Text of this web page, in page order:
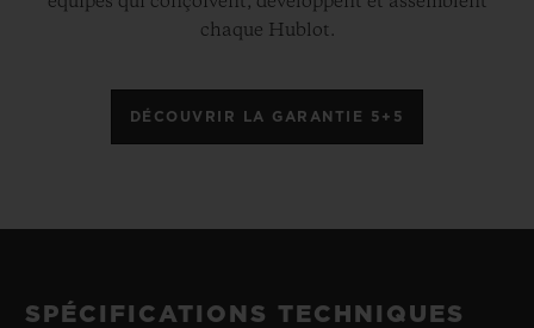
chaque Hublot.
DÉCOUVRIR LA GARANTIE 5+5
SPÉCIFICATIONS TECHNIQUES